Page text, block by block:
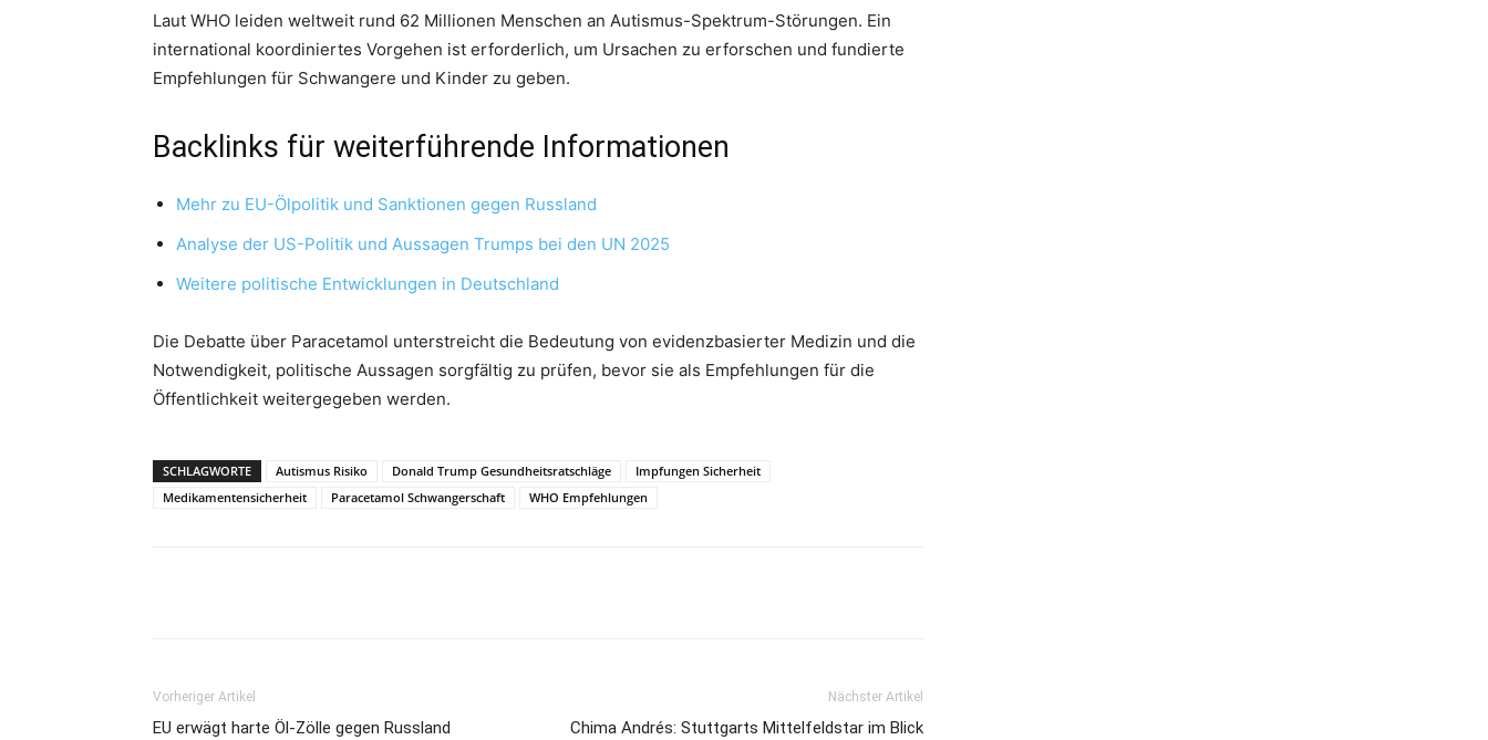
Laut WHO leiden weltweit rund 62 Millionen Menschen an Autismus-Spektrum-Störungen. Ein
international koordiniertes Vorgehen ist erforderlich, um Ursachen zu erforschen und fundierte
Empfehlungen für Schwangere und Kinder zu geben.
Backlinks für weiterführende Informationen
Mehr zu EU-Ölpolitik und Sanktionen gegen Russland
Analyse der US-Politik und Aussagen Trumps bei den UN 2025
Weitere politische Entwicklungen in Deutschland
Die Debatte über Paracetamol unterstreicht die Bedeutung von evidenzbasierter Medizin und die
Notwendigkeit, politische Aussagen sorgfältig zu prüfen, bevor sie als Empfehlungen für die
Öffentlichkeit weitergegeben werden.
SCHLAGWORTE Autismus Risiko Donald Trump Gesundheitsratschläge
Impfungen Sicherheit
Medikamentensicherheit
Paracetamol Schwangerschaft WHO Empfehlungen
Vorheriger Artikel
EU erwägt harte Öl-Zölle gegen Russland
Nächster Artikel
Chima Andrés: Stuttgarts Mittelfeldstar im Blick